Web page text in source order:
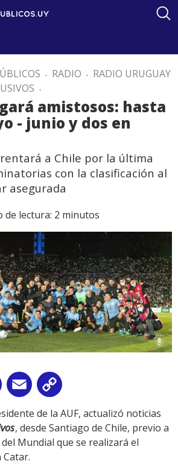
. RADIO . RADIO URUGUAY
.
amistosos: hasta
- junio y dos en
a Chile por la última
con la clasificación al
asegurada
de lectura: 2 minutos
WhatsApp
Email
Link
de la AUF, actualizó noticias
, desde Santiago de Chile, previo a
Mundial que se realizará el